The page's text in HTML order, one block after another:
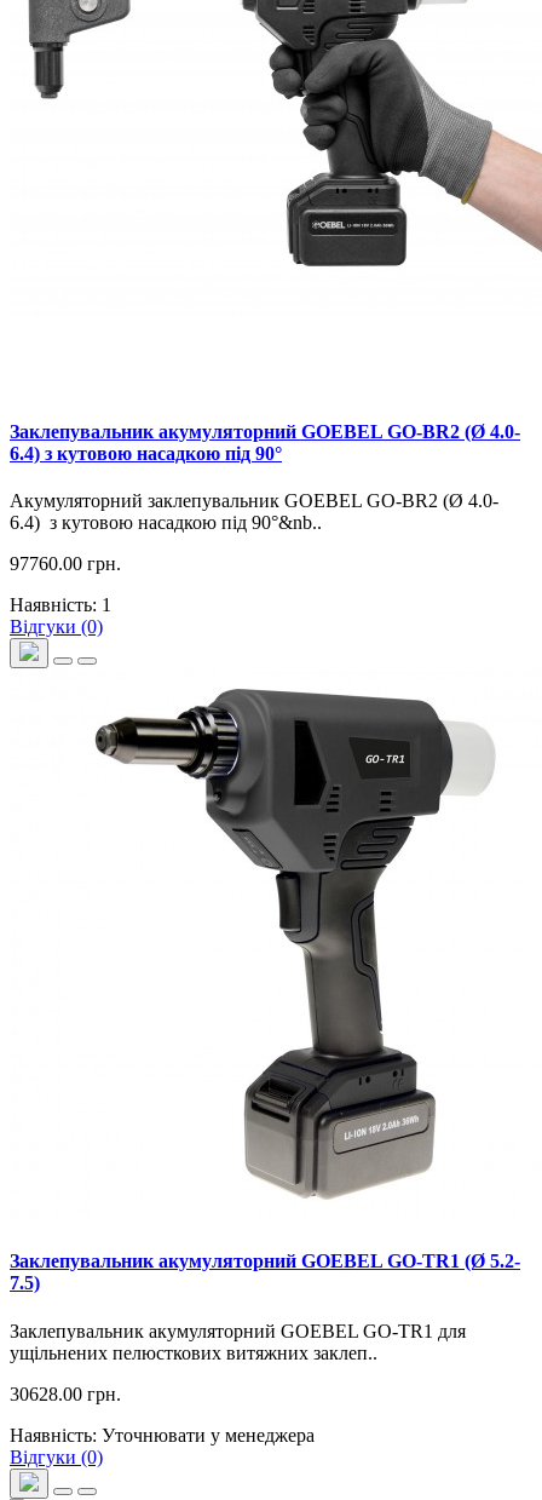
Заклепувальник акумуляторний GOEBEL GO-BR2 (Ø 4.0-
6.4) з кутовою насадкою під 90°
Акумуляторний заклепувальник GOEBEL GO-BR2 (Ø 4.0-
6.4) з кутовою насадкою під 90°&nb..
97760.00 грн.
Наявність: 1
Відгуки (0)
Заклепувальник акумуляторний GOEBEL GO-TR1 (Ø 5.2-
7.5)
Заклепувальник акумуляторний GOEBEL GO-TR1 для
ущільнених пелюсткових витяжних заклеп..
30628.00 грн.
Наявність: Уточнювати у менеджера
Відгуки (0)